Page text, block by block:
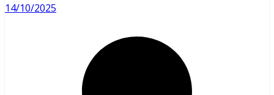
14/10/2025